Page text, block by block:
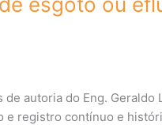
autoria do Eng. Geraldo
e registro contínuo e